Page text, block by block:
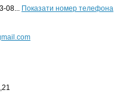
08... Показати номер телефона